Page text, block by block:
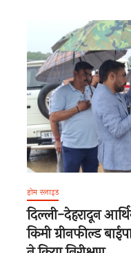
होम स्लाइड
दिल्ली-देहरादून
किमी ग्रीनफील्ड